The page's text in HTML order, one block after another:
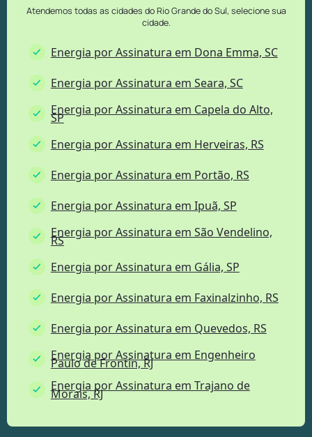
Atendemos todas as cidades do Rio Grande do Sul, selecione sua
cidade.
Energia por Assinatura em Dona Emma, SC
Energia por Assinatura em Seara, SC
Energia por Assinatura em Capela do Alto,
SP
Energia por Assinatura em Herveiras, RS
Energia por Assinatura em Portão, RS
Energia por Assinatura em Ipuã, SP
Energia por Assinatura em São Vendelino,
RS
Energia por Assinatura em Gália, SP
Energia por Assinatura em Faxinalzinho, RS
Energia por Assinatura em Quevedos, RS
Energia por Assinatura em Engenheiro
Paulo de Frontin, RJ
Energia por Assinatura em Trajano de
Morais, RJ